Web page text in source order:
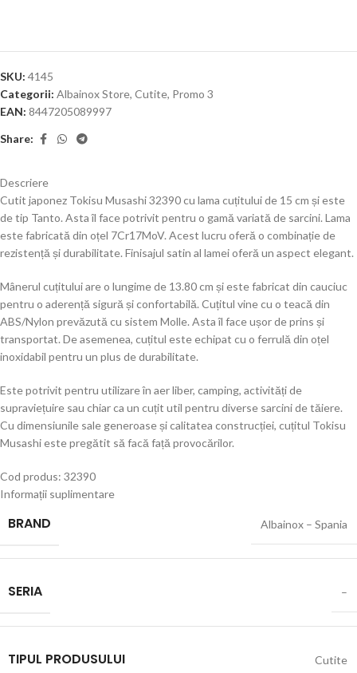
SKU: 4145
Categorii: Albainox Store, Cutite, Promo 3
EAN: 8447205089997
Share:
Descriere
Cutit japonez Tokisu Musashi 32390 cu lama cuțitului de 15 cm și este
de tip Tanto. Asta îl face potrivit pentru o gamă variată de sarcini. Lama
este fabricată din oțel 7Cr17MoV. Acest lucru oferă o combinație de
rezistență și durabilitate. Finisajul satin al lamei oferă un aspect elegant.
Mânerul cuțitului are o lungime de 13.80 cm și este fabricat din cauciuc
pentru o aderență sigură și confortabilă. Cuțitul vine cu o teacă din
ABS/Nylon prevăzută cu sistem Molle. Asta îl face ușor de prins și
transportat. De asemenea, cuțitul este echipat cu o ferrulă din oțel
inoxidabil pentru un plus de durabilitate.
Este potrivit pentru utilizare în aer liber, camping, activități de
supraviețuire sau chiar ca un cuțit util pentru diverse sarcini de tăiere.
Cu dimensiunile sale generoase și calitatea construcției, cuțitul Tokisu
Musashi este pregătit să facă față provocărilor.
Cod produs: 32390
Informații suplimentare
BRAND Albainox – Spania
SERIA –
TIPUL PRODUSULUI Cutite